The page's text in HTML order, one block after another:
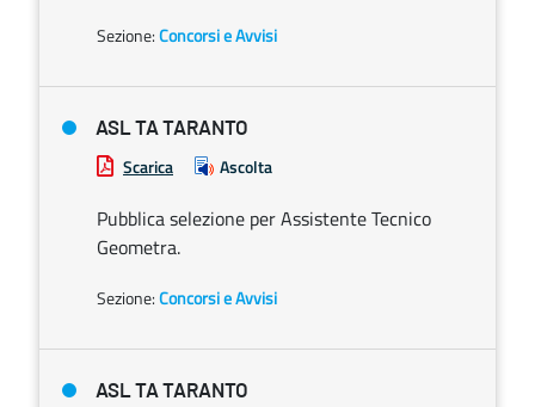
Sezione:Concorsi e Avvisi
ASL TA TARANTO
Scarica Ascolta
Pubblica selezione per Assistente Tecnico
Geometra.
Sezione:Concorsi e Avvisi
ASL TA TARANTO